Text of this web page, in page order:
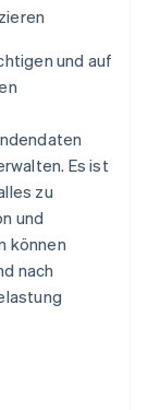
und auf
Es ist
zu
und
können
nach